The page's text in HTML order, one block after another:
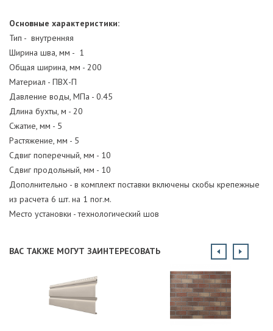
Основные характеристики:
Тип - внутренняя
Ширина шва, мм - 1
Общая ширина, мм - 200
Материал - ПВХ-П
Давление воды, МПа - 0.45
Длина бухты, м - 20
Сжатие, мм - 5
Растяжение, мм - 5
Сдвиг поперечный, мм - 10
Сдвиг продольный, мм - 10
Дополнительно - в комплект поставки включены скобы крепежные
из расчета 6 шт. на 1 пог.м.
Место установки - технологический шов
ВАС ТАКЖЕ МОГУТ ЗАИНТЕРЕСОВАТЬ